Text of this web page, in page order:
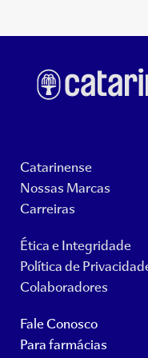
Catarinense
Nossas Marcas
Carreiras
Ética e Integridade
Política de
Colaboradores
Fale Conosco
Para farmácias